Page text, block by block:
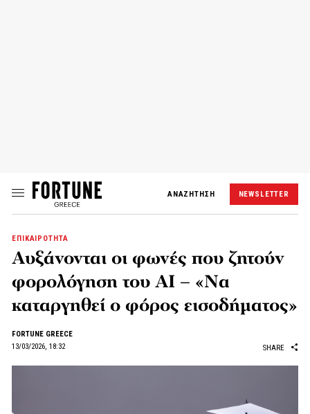
ΑΝΑΖΗΤΗΣΗ NEWSLETTER
ΕΠΙΚΑΙΡΟΤΗΤΑ
Αυξάνονται οι φωνές που ζητούν
φορολόγηση του AI – «Να
καταργηθεί ο φόρος εισοδήματος»
FORTUNE GREECE
13/03/2026, 18:32
SHARE